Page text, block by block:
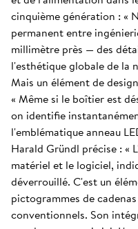
cinquième génération : «
permanent entre
millimètre près — des
l'esthétique globale de la
Mais un élément de
« Même si le boîtier est
on identifie
l'emblématique anneau
Harald Gründl précise : «
matériel et le logiciel,
déverrouillé. C'est un
pictogrammes de
conventionnels. Son